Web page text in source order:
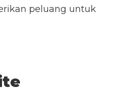
peluang untuk